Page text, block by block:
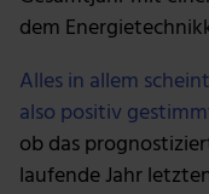
dem
Alles in allem
also positiv
ob das
laufende Jahr